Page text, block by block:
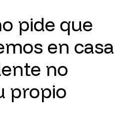
pide que
en casa
no
propio